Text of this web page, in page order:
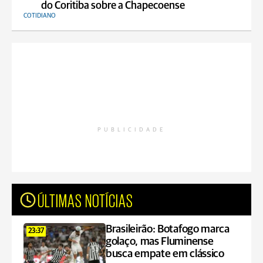
do Coritiba sobre a Chapecoense
COTIDIANO
PUBLICIDADE
ÚLTIMAS NOTÍCIAS
23:37
Brasileirão: Botafogo marca
golaço, mas Fluminense
busca empate em clássico